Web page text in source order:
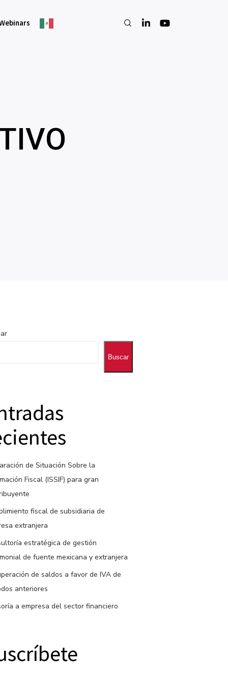
Buscar
de Situación Sobre la
Fiscal (ISSIF) para gran
fiscal de subsidiaria de
extranjera
estratégica de gestión
de fuente mexicana y extranjera
de saldos a favor de IVA de
anteriores
a empresa del sector financiero